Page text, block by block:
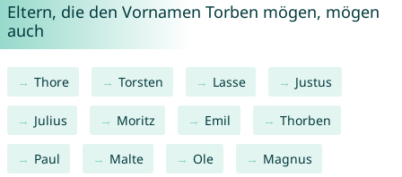
Eltern, die den Vornamen Torben mögen, mögen
auch
Thore Torsten Lasse Justus
Julius Moritz Emil Thorben
Paul Malte Ole Magnus